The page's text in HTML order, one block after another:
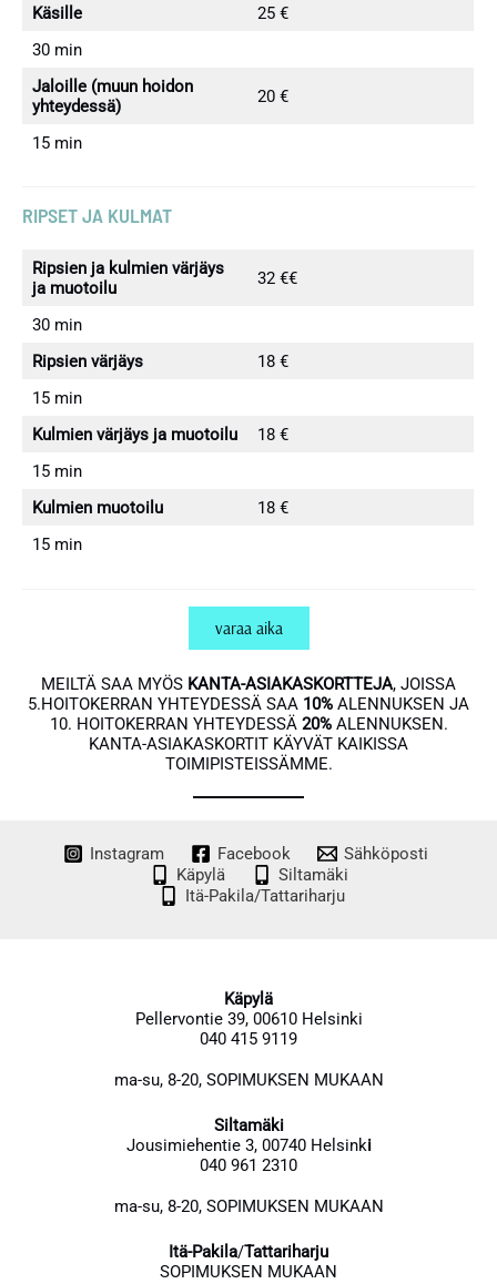
Käsille
25 €
30 min
Jaloille (muun hoidon
yhteydessä)
20 €
15 min
RIPSET JA KULMAT
Ripsien ja kulmien värjäys
ja muotoilu
32 €€
30 min
Ripsien värjäys
18 €
15 min
Kulmien värjäys ja muotoilu
18 €
15 min
Kulmien muotoilu
18 €
15 min
varaa aika
MEILTÄ SAA MYÖS KANTA-ASIAKASKORTTEJA, JOISSA
5.HOITOKERRAN YHTEYDESSÄ SAA 10% ALENNUKSEN JA
10. HOITOKERRAN YHTEYDESSÄ 20%ALENNUKSEN.
KANTA-ASIAKASKORTIT KÄYVÄT KAIKISSA
TOIMIPISTEISSÄMME.
Instagram Facebook
Sähköposti
Käpylä
Siltamäki
Itä-Pakila/Tattariharju
Käpylä
Pellervontie 39, 00610 Helsinki
040 415 9119
ma-su, 8-20, SOPIMUKSEN MUKAAN
Siltamäki
Jousimiehentie 3, 00740 Helsinki
040 961 2310
ma-su, 8-20, SOPIMUKSEN MUKAAN
Itä-Pakila/Tattariharju
SOPIMUKSEN MUKAAN